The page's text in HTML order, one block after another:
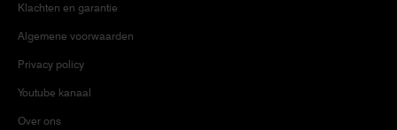
Klachten en garantie
Algemene voorwaarden
Privacy policy
Youtube kanaal
Over ons